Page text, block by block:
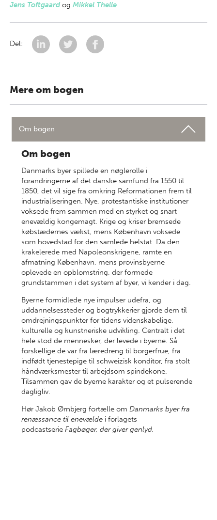
Jens Toftgaardog Mikkel Thelle
Del:
Mere om bogen
Om bogen
Om bogen
Danmarks byer spillede en nøglerolle i
forandringerne af det danske samfund fra 1550 til
1850, det vil sige fra omkring Reformationen frem til
industrialiseringen. Nye, protestantiske institutioner
voksede frem sammen med en styrket og snart
enevældig kongemagt. Krige og kriser bremsede
købstædernes vækst, mens København voksede
som hovedstad for den samlede helstat. Da den
krakelerede med Napoleonskrigene, ramte en
afmatning København, mens provinsbyerne
oplevede en opblomstring, der formede
grundstammen i det system af byer, vi kender i dag.
Byerne formidlede nye impulser udefra, og
uddannelsessteder og bogtrykkerier gjorde dem til
omdrejningspunkter for tidens videnskabelige,
kulturelle og kunstneriske udvikling. Centralt i det
hele stod de mennesker, der levede i byerne. Så
forskellige de var fra læredreng til borgerfrue, fra
indfødt tjenestepige til schweizisk konditor, fra stolt
håndværksmester til arbejdsom spindekone.
Tilsammen gav de byerne karakter og et pulserende
dagligliv.
Hør Jakob Ørnbjerg fortælle om Danmarks byer fra
renæssance til enevælde i forlagets
podcastserie Fagbøger, der giver genlyd.